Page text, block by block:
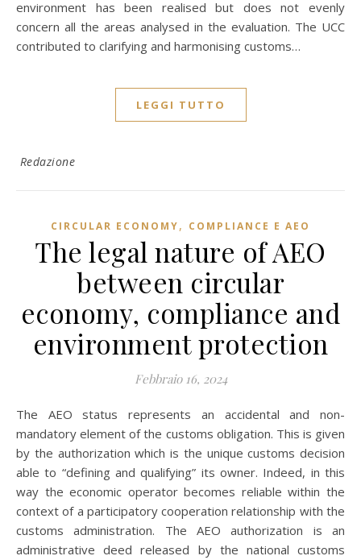
environment has been realised but does not evenly
concern all the areas analysed in the evaluation. The UCC
contributed to clarifying and harmonising customs…
LEGGI TUTTO
Redazione
CIRCULAR ECONOMY, COMPLIANCE E AEO
The legal nature of AEO
between circular
economy, compliance and
environment protection
Febbraio 16, 2024
The AEO status represents an accidental and non-
mandatory element of the customs obligation. This is given
by the authorization which is the unique customs decision
able to “defining and qualifying” its owner. Indeed, in this
way the economic operator becomes reliable within the
context of a participatory cooperation relationship with the
customs administration. The AEO authorization is an
administrative deed released by the national customs